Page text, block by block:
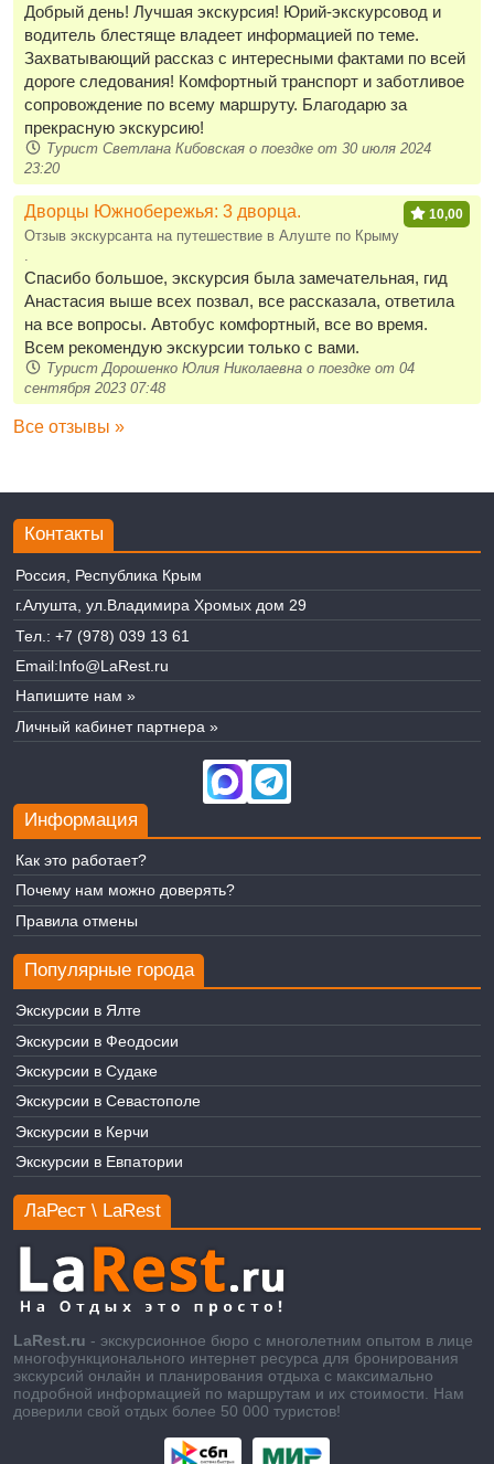
Добрый день! Лучшая экскурсия! Юрий-экскурсовод и
водитель блестяще владеет информацией по теме.
Захватывающий рассказ с интересными фактами по всей
дороге следования! Комфортный транспорт и заботливое
сопровождение по всему маршруту. Благодарю за
прекрасную экскурсию!
Турист Светлана Кибовская о поездке от 30 июля 2024
23:20
10,00
Дворцы Южнобережья: 3 дворца.
Отзыв экскурсанта на путешествие в Алуште по Крыму
Спасибо большое, экскурсия была замечательная, гид
Анастасия выше всех позвал, все рассказала, ответила
на все вопросы. Автобус комфортный, все во время.
Всем рекомендую экскурсии только с вами.
Турист Дорошенко Юлия Николаевна о поездке от 04
сентября 2023 07:48
Все отзывы »
Контакты
Россия, Республика Крым
г.Алушта, ул.Владимира Хромых дом 29
Тел.: +7 (978) 039 13 61
Email:Info@LaRest.ru
Напишите нам »
Личный кабинет партнера »
Информация
Как это работает?
Почему нам можно доверять?
Правила отмены
Популярные города
Экскурсии в Ялте
Экскурсии в Феодосии
Экскурсии в Судаке
Экскурсии в Севастополе
Экскурсии в Керчи
Экскурсии в Евпатории
ЛаРест \ LaRest
LaRest.ru - экскурсионное бюро с многолетним опытом в лице
многофункционального интернет ресурса для бронирования
экскурсий онлайн и планирования отдыха с максимально
подробной информацией по маршрутам и их стоимости. Нам
доверили свой отдых более 50 000 туристов!